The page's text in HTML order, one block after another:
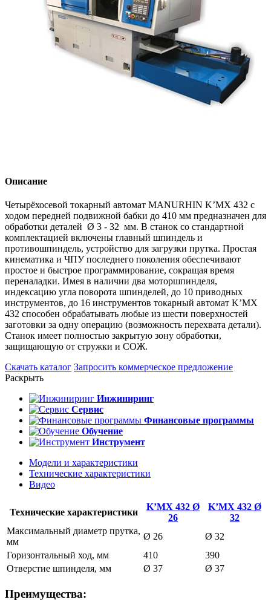
Описание
Четырёхосевой токарный автомат MANURHIN K’MX 432 с
ходом передней подвижной бабки до 410 мм предназначен для
обработки деталей Ø 3 - 32 мм. В станок со стандартной
комплектацией включены главный шпиндель и
противошпиндель, устройство для загрузки прутка. Простая
кинематика и ЧПУ последнего поколения обеспечивают
простое и быстрое программирование, сокращая время
переналадки. Имея в наличии два моторшпинделя,
индексацию угла поворота шпинделей, до 10 приводных
инструментов, до 16 инструментов токарный автомат K’MX
432 способен обрабатывать любые из шести поверхностей
заготовки за одну операцию (возможность перехвата детали).
Станок имеет полностью закрытую зону обработки,
защищающую от стружки и СОЖ.
Скачать каталог Запросить коммерческое предложение
Раскрыть
Инжиниринг
Сервис
Финансовые программы
Обучение
Инструмент
Модели и характеристики
Технические характеристики
Видео
Технические характеристики
K’MX 432 Ø
26
K’MX 432 Ø
32
Максимальный диаметр прутка,
мм
Ø 26
Ø 32
Горизонтальный ход, мм
410
390
Отверстие шпинделя, мм
Ø 37 Ø 37
Преимущества: